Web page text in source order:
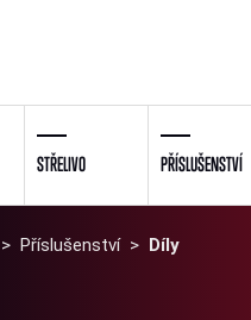
STŘELIVO PŘÍSLUŠENSTVÍ
> Příslušenství> Díly